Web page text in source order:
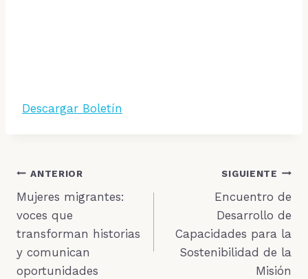
Descargar Boletín
Navegación
de
entradas
ANTERIOR
Mujeres migrantes:
voces que
transforman historias
y comunican
oportunidades
SIGUIENTE
Encuentro de
Desarrollo de
Capacidades para la
Sostenibilidad de la
Misión